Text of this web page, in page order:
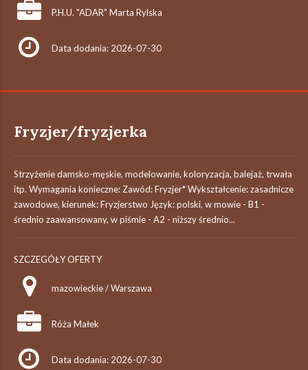
P.H.U. "ADAR" Marta Rylska
Data dodania: 2026-07-30
Fryzjer/fryzjerka
Strzyżenie damsko-męskie, modelowanie, koloryzacja, balejaż, trwała
itp. Wymagania konieczne: Zawód: Fryzjer* Wykształcenie: zasadnicze
zawodowe, kierunek: Fryzjerstwo Język: polski, w mowie - B1 -
średnio zaawansowany, w piśmie - A2 - niższy średnio...
SZCZEGÓŁY OFERTY
mazowieckie / Warszawa
Róża Małek
Data dodania: 2026-07-30